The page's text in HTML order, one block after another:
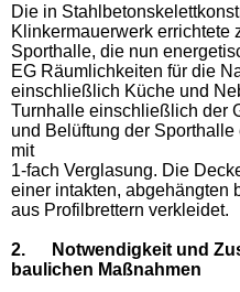
Die in
Klinkermauerwerk
Sporthalle, die nun
EG Räumlichkeiten für die
einschließlich Küche und
Turnhalle einschließlich der
und Belüftung der
mit
1-fach Verglasung. Die
einer intakten, abgehängten
aus Profilbrettern verkleidet.
2. Notwendigkeit und
baulichen Maßnahmen